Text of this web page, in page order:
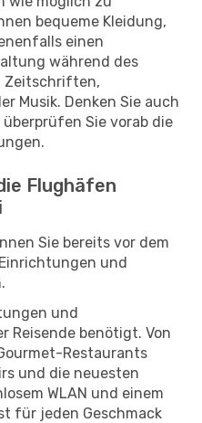
bequeme Kleidung,
einen
während des
Zeitschriften,
Musik. Denken Sie auch
Sie vorab die
Flughäfen
Sie bereits vor dem
und
und
Reisende benötigt. Von
Restaurants
und die neuesten
WLAN und einem
für jeden Geschmack